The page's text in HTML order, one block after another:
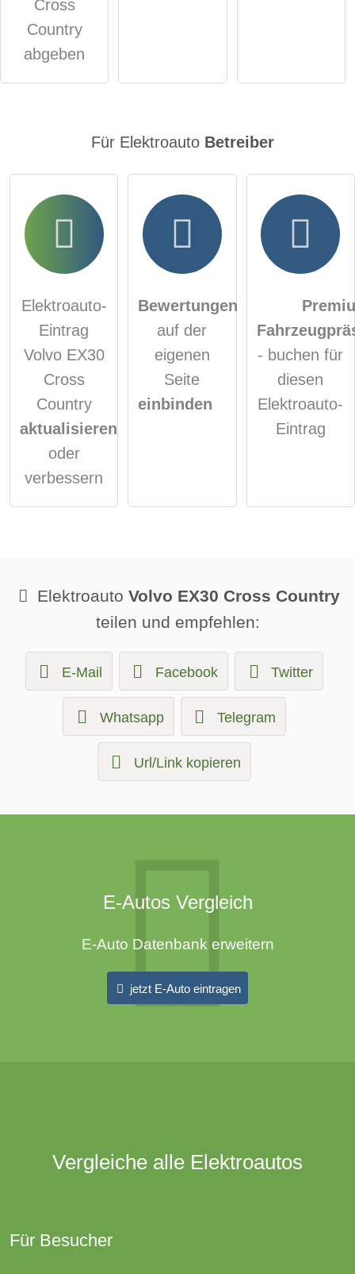
Klicken Sie hier um eine
Elektroauto-Eintrag zu stellen
Cross
Country
abgeben
Für Elektroauto Betreiber
Elektroauto-
Eintrag
Volvo EX30
Cross
Country
aktualisieren
oder
verbessern
Bewertungen
auf der
eigenen
Seite
einbinden
- buchen für
diesen
Elektroauto-
Eintrag
ElektroautoVolvo EX30 Cross Country
teilen und empfehlen:
E-Mail Facebook Twitter
Whatsapp Telegram
Url/Link kopieren
E-Autos Vergleich
E-Auto Datenbank erweitern
jetzt E-Auto eintragen
Vergleiche alle Elektroautos
Für Besucher